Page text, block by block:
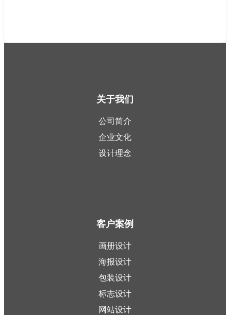
关于我们
公司简介
企业文化
设计理念
客户案例
画册设计
海报设计
包装设计
标志设计
网站设计